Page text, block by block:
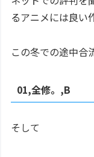
るアニメには良い
この冬での途中合
01,全修。,B
そして